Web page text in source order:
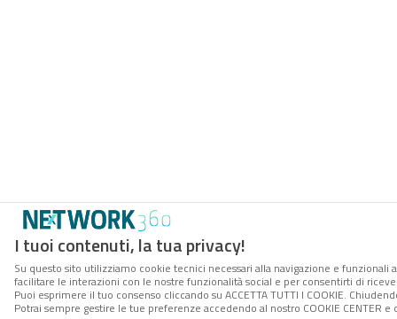
I tuoi contenuti, la tua privacy!
Su questo sito utilizziamo cookie tecnici necessari alla navigazione e
facilitare le interazioni con le nostre funzionalità social e per consentirti di
Puoi esprimere il tuo consenso cliccando su ACCETTA TUTTI I COOKIE.
Potrai sempre gestire le tue preferenze accedendo al nostro COOKIE